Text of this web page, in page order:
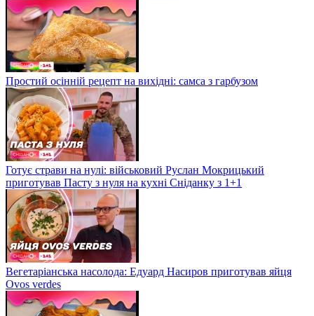
Простий осінній рецепт на вихідні: самса з гарбузом
Готує страви на нулі: військовий Руслан Мокрицький
приготував Пасту з нуля на кухні Сніданку з 1+1
Вегетаріанська насолода: Едуард Насиров приготував яйця
Ovos verdes